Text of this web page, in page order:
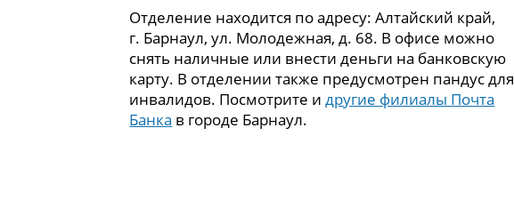
Отделение находится по адресу: Алтайский край,
г. Барнаул, ул. Молодежная, д. 68. В офисе можно
снять наличные или внести деньги на банковскую
карту. В отделении также предусмотрен пандус для
инвалидов. Посмотрите идругие филиалы Почта
Банка в городе Барнаул.